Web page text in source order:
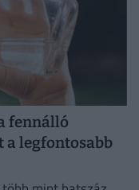
fennálló
a legfontosabb